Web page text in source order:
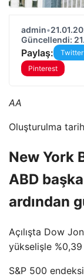
admin•
Güncellendi:
Paylaş: Twitter
Pinterest
AA
Oluşturulma
New York
ABD
ardından
Açılışta Dow
yükselişle
S&P 500